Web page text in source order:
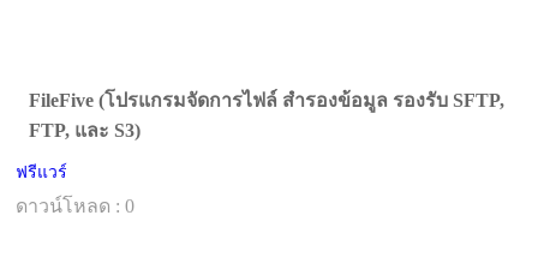
FileFive (โปรแกรมจัดการไฟล์ สำรองข้อมูล รองรับ SFTP,
FTP, และ S3)
ฟรีแวร์
ดาวน์โหลด : 0